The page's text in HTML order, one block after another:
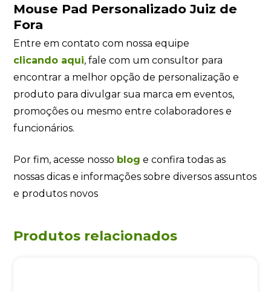
Mouse Pad Personalizado Juiz de
Fora
Entre em contato com nossa equipe
clicando aqui, fale com um consultor para
encontrar a melhor opção de personalização e
produto para divulgar sua marca em eventos,
promoções ou mesmo entre colaboradores e
funcionários.
Por fim, acesse nosso blog e confira todas as
nossas dicas e informações sobre diversos assuntos
e produtos novos
Produtos relacionados